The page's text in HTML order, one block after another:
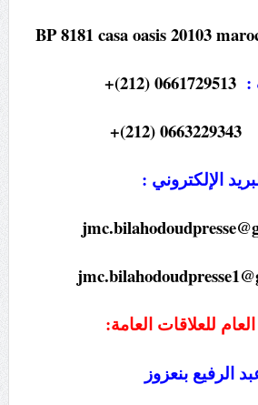
BP 8181 casa oasis 20103
:
0661729513 (212)+
الإلكتروني :
للعلاقات العامة:
الرفيع بنعزوز